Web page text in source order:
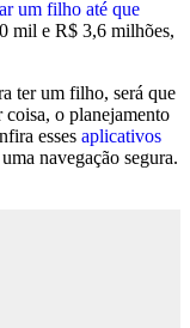
um filho até que
mil e R$ 3,6 milhões,
ter um filho, será que
coisa, o planejamento
esses aplicativos
navegação segura.